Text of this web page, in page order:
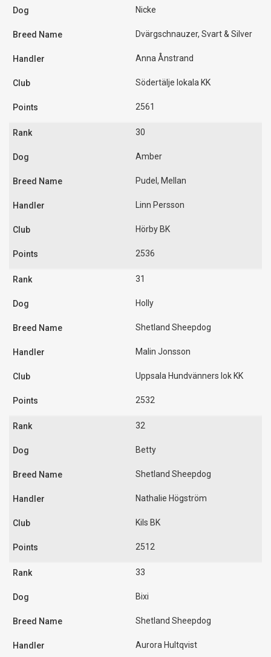
Nicke
Dvärgschnauzer, Svart & Silver
Anna Ånstrand
Södertälje lokala KK
2561
30
Amber
Pudel, Mellan
Linn Persson
Hörby BK
2536
31
Holly
Shetland Sheepdog
Malin Jonsson
Uppsala Hundvänners lok KK
2532
32
Betty
Shetland Sheepdog
Nathalie Högström
Kils BK
2512
33
Bixi
Shetland Sheepdog
Aurora Hultqvist